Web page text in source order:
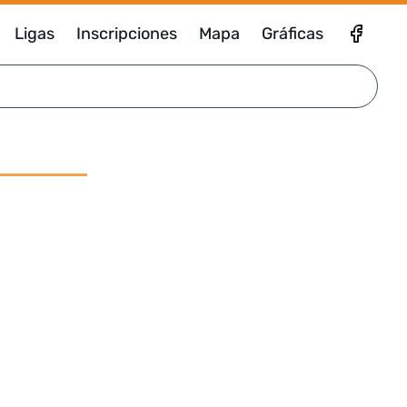
Ligas Inscripciones Mapa Gráficas